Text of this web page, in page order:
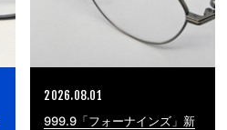
2026.08.01
999.9「フォーナインズ」新